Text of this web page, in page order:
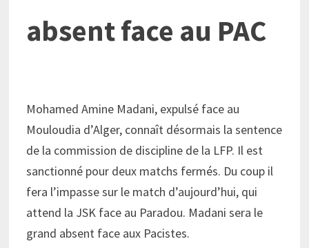
absent face au PAC
Mohamed Amine Madani, expulsé face au
Mouloudia d’Alger, connaît désormais la sentence
de la commission de discipline de la LFP. Il est
sanctionné pour deux matchs fermés. Du coup il
fera l’impasse sur le match d’aujourd’hui, qui
attend la JSK face au Paradou. Madani sera le
grand absent face aux Pacistes.